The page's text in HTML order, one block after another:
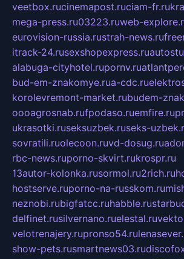
veetbox.rucinemapost.ruciam-fr.ru
mega-press.ru03223.ruweb-
eurovision-russia.rustrah-news.ru
itrack-24.rusexshopexpress.ru
alabuga-cityhotel.rupornv.ru
bud-em-znakomye.rua-cdc.ru
korolevremont-market.rubudem-
oooagrosnab.rufpodaso.ruemfire.ru
ukrasotki.ruseksuzbek.ruseks-
sovratili.ruolecoon.ruvd-dosug.ru
rbc-news.ruporno-skvirt.rukrospr.ru
13autor-kolonka.rusormol.ru2rich.ru
hostserve.ruporno-na-russkom.ru
neznobi.rubigfatcc.ruhabble.ru
delfinet.rusilvernano.ruelestal.ru
velotrenajery.rupronso54.ru
show-pets.rusmartnews03.ru